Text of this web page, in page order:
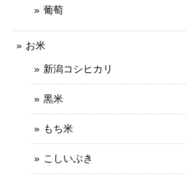
葡萄
お米
新潟コシヒカリ
黒米
もち米
こしいぶき